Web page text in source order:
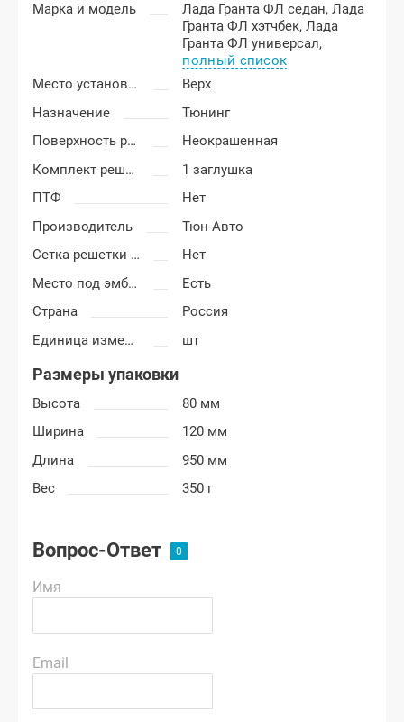
Марка и модель Лада Гранта ФЛ седан,Лада
Гранта ФЛ хэтчбек,Лада
Гранта ФЛ универсал,
полный список
Место установки
Верх
Назначение
Тюнинг
Поверхность решетки
Неокрашенная
Комплект решетки
1 заглушка
ПТФ
Нет
Производитель
Тюн-Авто
Сетка решетки радиатора
Нет
Место под эмблему
Есть
Страна
Россия
Единица измерения
шт
Размеры упаковки
Высота
80 мм
Ширина
120 мм
Длина
950 мм
Вес
350 г
Вопрос-Ответ
Имя
Email